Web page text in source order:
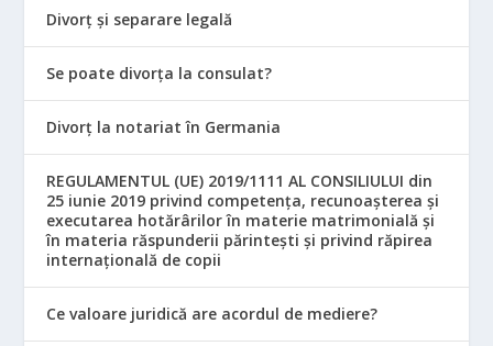
Divorț și separare legală
Se poate divorța la consulat?
Divorț la notariat în Germania
REGULAMENTUL (UE) 2019/1111 AL CONSILIULUI din
25 iunie 2019 privind competența, recunoașterea și
executarea hotărârilor în materie matrimonială și
în materia răspunderii părintești și privind răpirea
internațională de copii
Ce valoare juridică are acordul de mediere?